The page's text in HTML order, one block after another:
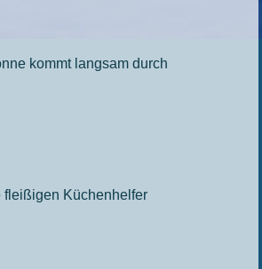
kommt langsam durch
fleißigen Küchenhelfer